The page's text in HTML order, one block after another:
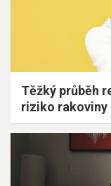
Těžký průběh
riziko rakoviny